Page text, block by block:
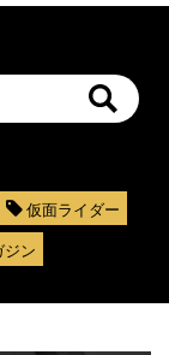
仮面ライダー
ジン